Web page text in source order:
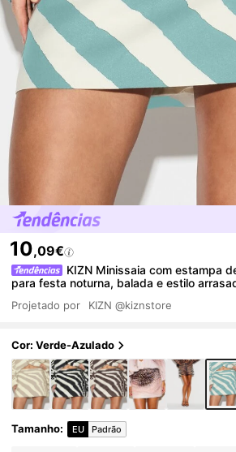
10,09€
KIZN Minissaia com estampa
para festa noturna, balada e estilo
Projetado por KIZN @kiznstore
Cor: Verde-Azulado
Tamanho: EU Padrão